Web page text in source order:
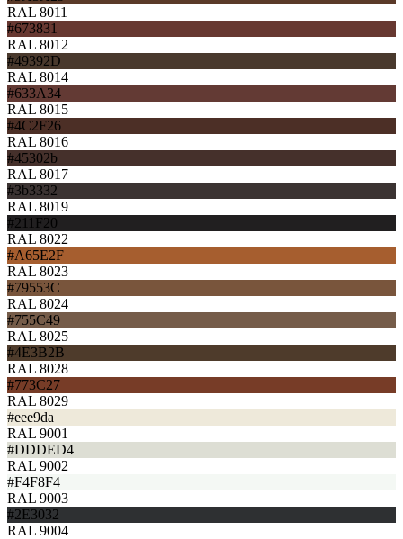
RAL 8011
#673831
RAL 8012
#49392D
RAL 8014
#633A34
RAL 8015
#4C2F26
RAL 8016
#45302b
RAL 8017
#3b3332
RAL 8019
#211F20
RAL 8022
#A65E2F
RAL 8023
#79553C
RAL 8024
#755C49
RAL 8025
#4E3B2B
RAL 8028
#773C27
RAL 8029
#eee9da
RAL 9001
#DDDED4
RAL 9002
#F4F8F4
RAL 9003
#2E3032
RAL 9004